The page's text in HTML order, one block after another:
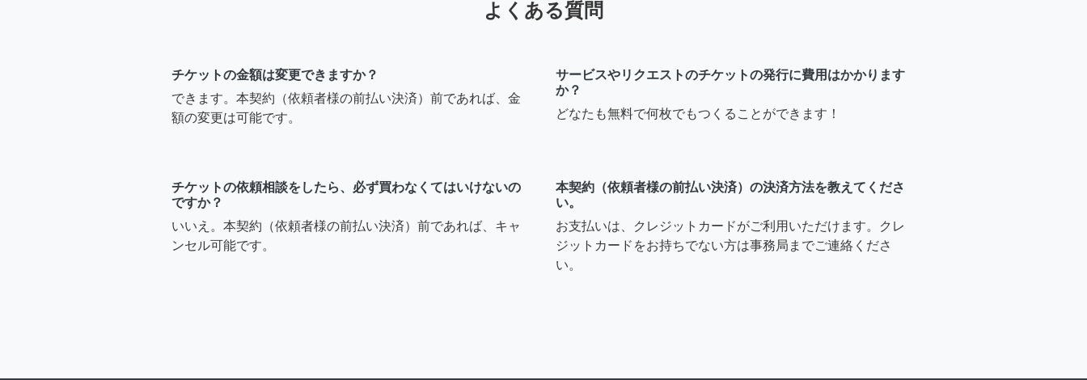
よくある質問
チケットの金額は変更できますか？
できます。本契約（依頼者様の前払い決済）前であれば、金
額の変更は可能です。
サービスやリクエストのチケットの発行に費用はかかります
か？
どなたも無料で何枚でもつくることができます！
チケットの依頼相談をしたら、必ず買わなくてはいけないの
ですか？
いいえ。本契約（依頼者様の前払い決済）前であれば、キャ
ンセル可能です。
本契約（依頼者様の前払い決済）の決済方法を教えてくださ
い。
お支払いは、クレジットカードがご利用いただけます。クレ
ジットカードをお持ちでない方は事務局までご連絡くださ
い。